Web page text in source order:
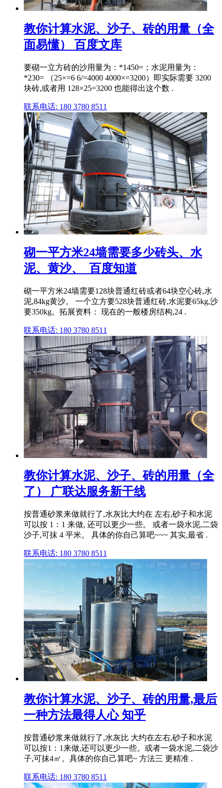
教你计算水泥、沙子、砖的用量（全
面易懂） 百度文库
要砌一立方砖的沙用量为：*1450=；水泥用量为：
*230= （25×=6 6/=4000 4000×=3200）即实际需要 3200
块砖,或者用 128×25=3200 也能得出这个数 .
联系电话: 180 3780 8511
砌一平方米24墙需要多少砖头、水
泥、黄沙、_百度知道
砌一平方米24墙需要128块普通红砖或者64块空心砖,水
泥,84kg黄沙。 一个立方要528块普通红砖,水泥要65kg,沙
要350kg。拓展资料： 现在的一般楼房结构,24 .
联系电话: 180 3780 8511
教你计算水泥、沙子、砖的用量（全
了） 广联达服务新干线
按普通砂浆来做就行了,水灰比大约在 左右,砂子和水泥
可以按 1：1 来做, 还可以更少一些。 或者一袋水泥,二袋
沙子,可抹 4 平米。 具体的你自己算吧~~~ 其实,最省 .
联系电话: 180 3780 8511
教你计算水泥、沙子、砖的用量,最后
一种方法最得人心 知乎
按普通砂浆来做就行了,水灰比 大约在左右,砂子和水泥
可以按1：1来做,还可以更少一些。或者一袋水泥,二袋沙
子,可抹4㎡。具体的你自己算吧~ 方法三 更精准 .
联系电话: 180 3780 8511